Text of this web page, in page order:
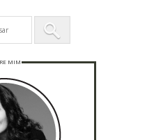
MIM